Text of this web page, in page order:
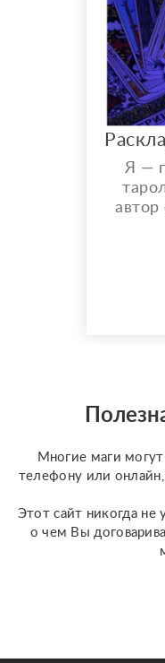
Я —
автор
Многие маги
телефону или
Этот сайт никогда не
о чем Вы